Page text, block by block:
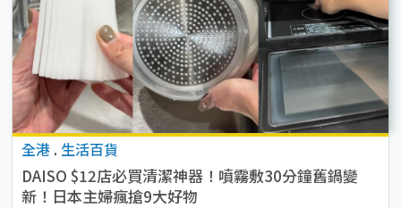
全港 . 生活百貨
DAISO $12店必買清潔神器！噴霧敷30分鐘舊鍋變
新！日本主婦瘋搶9大好物